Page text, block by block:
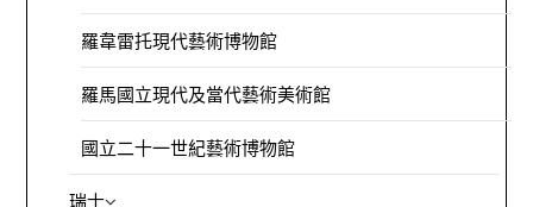
羅韋雷托現代藝術博物館
羅馬國立現代及當代藝術美術館
國立二十一世紀藝術博物館
瑞士